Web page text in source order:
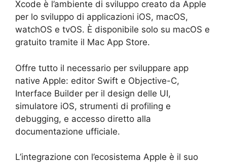
Xcode è l’ambiente di sviluppo creato da Apple
per lo sviluppo di applicazioni iOS, macOS,
watchOS e tvOS. È disponibile solo su macOS e
gratuito tramite il Mac App Store.
Offre tutto il necessario per sviluppare app
native Apple: editor Swift e Objective-C,
Interface Builder per il design delle UI,
simulatore iOS, strumenti di profiling e
debugging, e accesso diretto alla
documentazione ufficiale.
L’integrazione con l’ecosistema Apple è il suo